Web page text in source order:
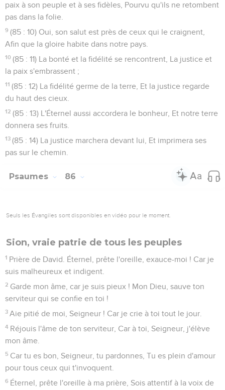
paix à son peuple et à ses fidèles, Pourvu qu'ils ne retombent
pas dans la folie.
9 (85 : 10) Oui, son salut est près de ceux qui le craignent,
Afin que la gloire habite dans notre pays.
10 (85 : 11) La bonté et la fidélité se rencontrent, La justice et
la paix s'embrassent ;
11 (85 : 12) La fidélité germe de la terre, Et la justice regarde
du haut des cieux.
12 (85 : 13) L'Éternel aussi accordera le bonheur, Et notre terre
donnera ses fruits.
13 (85 : 14) La justice marchera devant lui, Et imprimera ses
pas sur le chemin.
Psaumes 86
Seuls les Évangiles sont disponibles en vidéo pour le moment.
Sion, vraie patrie de tous les peuples
1 Prière de David. Éternel, prête l'oreille, exauce-moi ! Car je
suis malheureux et indigent.
2 Garde mon âme, car je suis pieux ! Mon Dieu, sauve ton
serviteur qui se confie en toi !
3 Aie pitié de moi, Seigneur ! Car je crie à toi tout le jour.
4 Réjouis l'âme de ton serviteur, Car à toi, Seigneur, j'élève
mon âme.
5 Car tu es bon, Seigneur, tu pardonnes, Tu es plein d'amour
pour tous ceux qui t'invoquent.
6 Éternel, prête l'oreille à ma prière, Sois attentif à la voix de